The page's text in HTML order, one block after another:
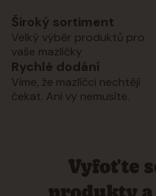
Široký sortiment
Velký výběr produktů pro
vaše mazlíčky
Rychlé dodání
Víme, že mazlíčci nechtějí
čekat. Ani vy nemusíte.
Vyfoťte